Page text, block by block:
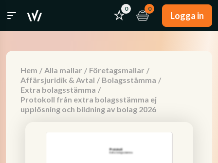
0 0
Logga in
Hem / Alla mallar / Företagsmallar /
Affärsjuridik & Avtal / Bolagsstämma /
Extra bolagsstämma /
Protokoll från extra bolagsstämma ej
upplösning och bildning av bolag 2026